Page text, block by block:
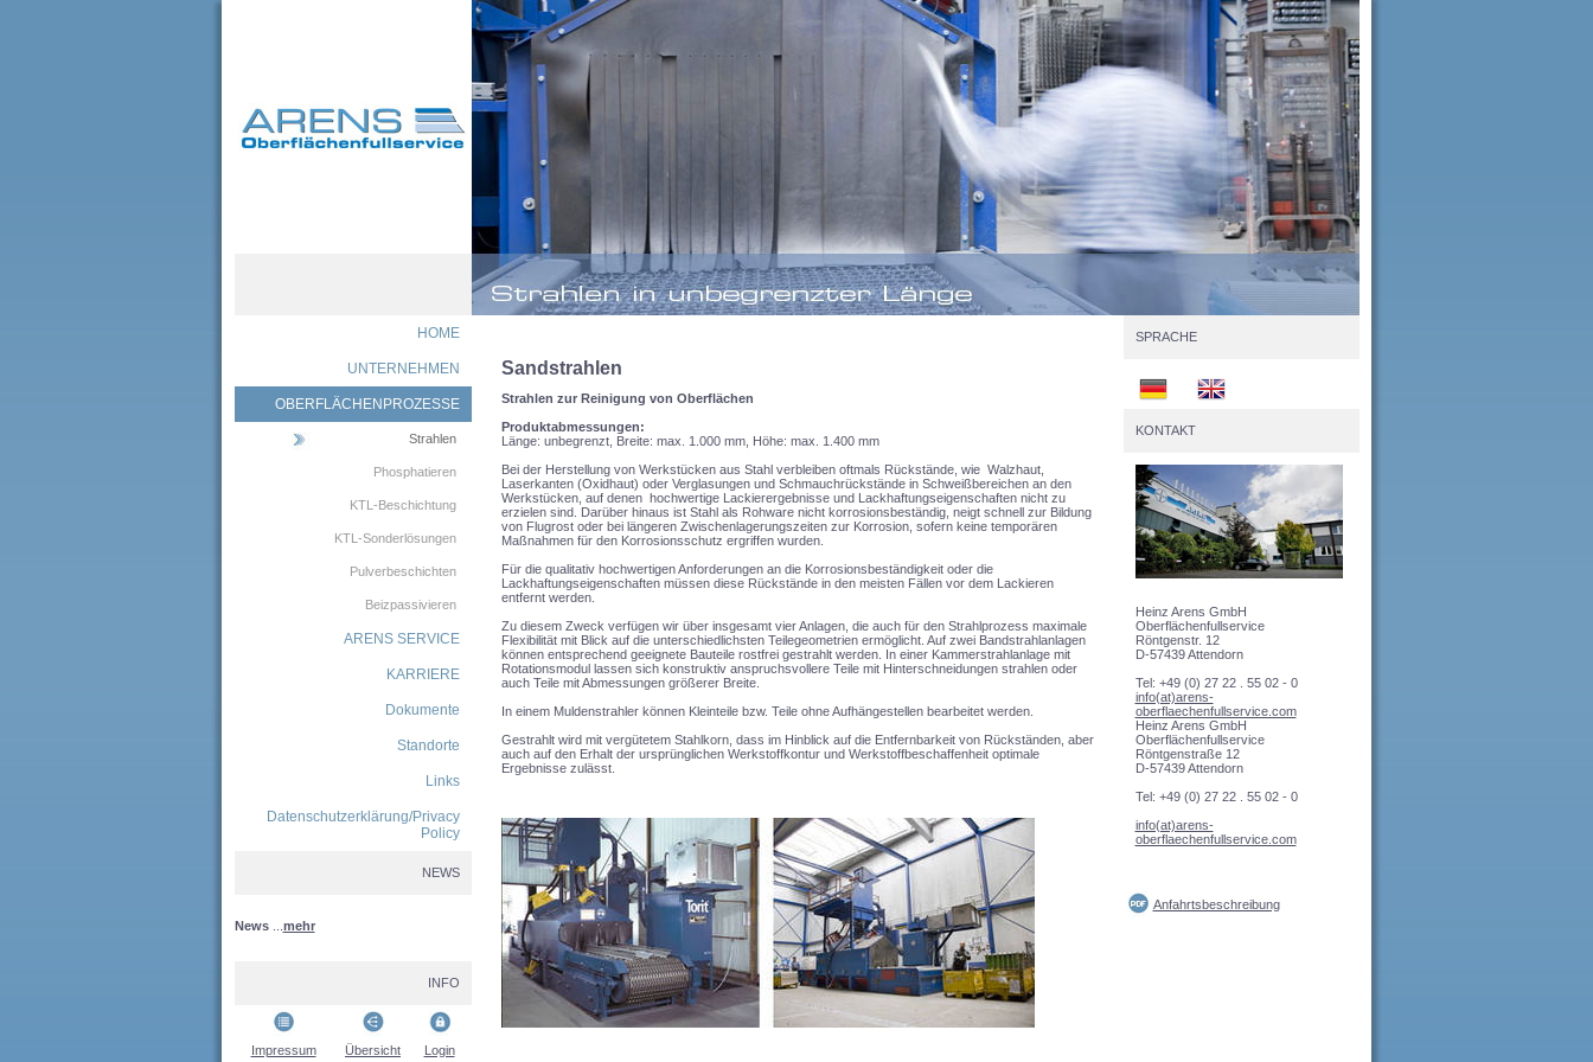
HOME
UNTERNEHMEN
OBERFLÄCHENPROZESSE
Strahlen
Phosphatieren
KTL-Beschichtung
KTL-Sonderlösungen
Pulverbeschichten
Beizpassivieren
ARENS SERVICE
KARRIERE
Dokumente
Standorte
Links
Datenschutzerklärung/Privacy
Policy
NEWS
News mehr
INFO
Impressum Übersicht Login
Sandstrahlen
Strahlen zur Reinigung von Oberflächen
Produktabmessungen:
Länge: unbegrenzt, Breite: max. 1.000 mm, Höhe: max. 1.400 mm
Bei der Herstellung von Werkstücken aus Stahl verbleiben oftmals Rückstände, wie Walzhaut,
Laserkanten (Oxidhaut) oder Verglasungen und Schmauchrückstände in Schweißbereichen an den
Werkstücken, auf denen hochwertige Lackierergebnisse und Lackhaftungseigenschaften nicht zu
erzielen sind. Darüber hinaus ist Stahl als Rohware nicht korrosionsbeständig, neigt schnell zur Bildung
von Flugrost oder bei längeren Zwischenlagerungszeiten zur Korrosion, sofern keine temporären
Maßnahmen für den Korrosionsschutz ergriffen wurden.
Für die qualitativ hochwertigen Anforderungen an die Korrosionsbeständigkeit oder die
Lackhaftungseigenschaften müssen diese Rückstände in den meisten Fällen vor dem Lackieren
entfernt werden.
Zu diesem Zweck verfügen wir über insgesamt vier Anlagen, die auch für den Strahlprozess maximale
Flexibilität mit Blick auf die unterschiedlichsten Teilegeometrien ermöglicht. Auf zwei Bandstrahlanlagen
können entsprechend geeignete Bauteile rostfrei gestrahlt werden. In einer Kammerstrahlanlage mit
Rotationsmodul lassen sich konstruktiv anspruchsvollere Teile mit Hinterschneidungen strahlen oder
auch Teile mit Abmessungen größerer Breite.
In einem Muldenstrahler können Kleinteile bzw. Teile ohne Aufhängestellen bearbeitet werden.
Gestrahlt wird mit vergütetem Stahlkorn, dass im Hinblick auf die Entfernbarkeit von Rückständen, aber
auch auf den Erhalt der ursprünglichen Werkstoffkontur und Werkstoffbeschaffenheit optimale
Ergebnisse zulässt.
SPRACHE
KONTAKT
Heinz Arens GmbH
Oberflächenfullservice
Röntgenstr. 12
D-57439 Attendorn
Tel: +49 (0) 27 22 . 55 02 - 0
info(at)arens-
oberflaechenfullservice.com
Heinz Arens GmbH
Oberflächenfullservice
Röntgenstraße 12
D-57439 Attendorn
Tel: +49 (0) 27 22 . 55 02 - 0
info(at)arens-
oberflaechenfullservice.com
Anfahrtsbeschreibung